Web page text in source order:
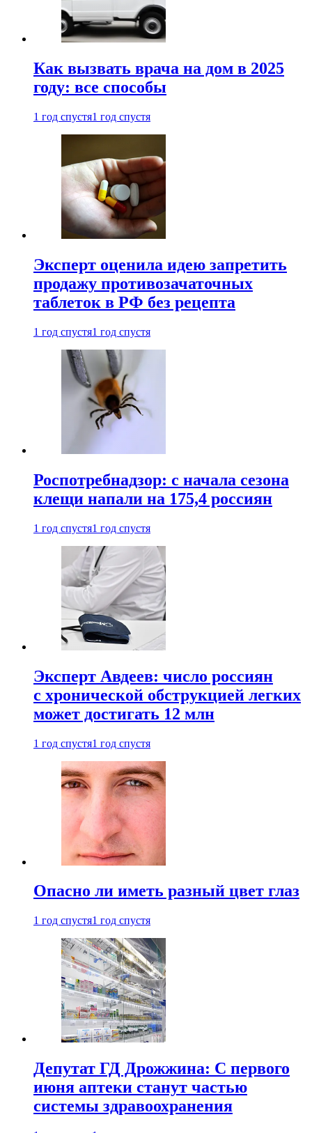
Как вызвать врача на дом в 2025
году: все способы
1 год спустя1 год спустя
Эксперт оценила идею запретить
продажу противозачаточных
таблеток в РФ без рецепта
1 год спустя1 год спустя
Роспотребнадзор: с начала сезона
клещи напали на 175,4 россиян
1 год спустя1 год спустя
Эксперт Авдеев: число россиян
с хронической обструкцией легких
может достигать 12 млн
1 год спустя1 год спустя
Опасно ли иметь разный цвет глаз
1 год спустя1 год спустя
Депутат ГД Дрожжина: С первого
июня аптеки станут частью
системы здравоохранения